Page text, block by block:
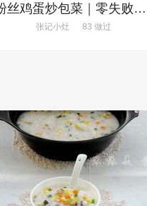
粉丝鸡蛋炒包菜｜零失败、巨下饭
张记小灶 83 做过